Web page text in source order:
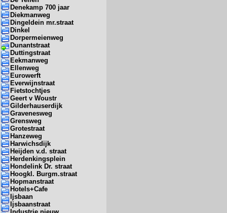
Denekamp 700 jaar
Diekmanweg
Dingeldein mr.straat
Dinkel
Dorpermeienweg
Dunantstraat
Duttingstraat
Eekmanweg
Ellenweg
Eurowerft
Everwijnstraat
Fietstochtjes
Geert v Woustr
Gilderhauserdijk
Gravenesweg
Grensweg
Grotestraat
Hanzeweg
Harwichsdijk
Heijden v.d. straat
Herdenkingsplein
Hondelink Dr. straat
Hoogkl. Burgm.straat
Hopmanstraat
Hotels+Cafe
Ijsbaan
Ijsbaanstraat